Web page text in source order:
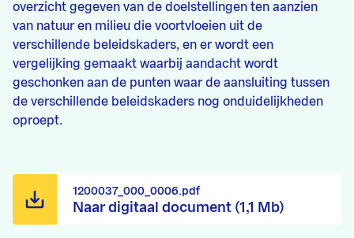
overzicht gegeven van de doelstellingen ten aanzien
van natuur en milieu die voortvloeien uit de
verschillende beleidskaders, en er wordt een
vergelijking gemaakt waarbij aandacht wordt
geschonken aan de punten waar de aansluiting tussen
de verschillende beleidskaders nog onduidelijkheden
oproept.
Naar digitaal document (1,1 Mb)
1200037_000_0006.pdf